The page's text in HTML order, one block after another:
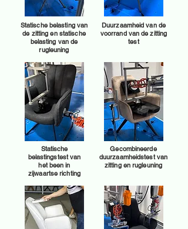
Statische belasting van
de zitting en statische
belasting van de
rugleuning
Statische
belastingstest van
het been in
zijwaartse richting
Duurzaamheid van de
voorrand van de zitting
test
Gecombineerde
duurzaamheidstest van
zitting en rugleuning